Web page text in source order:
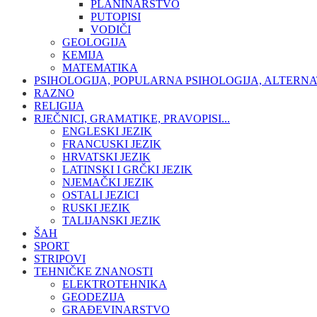
PLANINARSTVO
PUTOPISI
VODIČI
GEOLOGIJA
KEMIJA
MATEMATIKA
PSIHOLOGIJA, POPULARNA PSIHOLOGIJA,
RAZNO
RELIGIJA
RJEČNICI, GRAMATIKE, PRAVOPISI...
ENGLESKI JEZIK
FRANCUSKI JEZIK
HRVATSKI JEZIK
LATINSKI I GRČKI JEZIK
NJEMAČKI JEZIK
OSTALI JEZICI
RUSKI JEZIK
TALIJANSKI JEZIK
ŠAH
SPORT
STRIPOVI
TEHNIČKE ZNANOSTI
ELEKTROTEHNIKA
GEODEZIJA
GRAĐEVINARSTVO